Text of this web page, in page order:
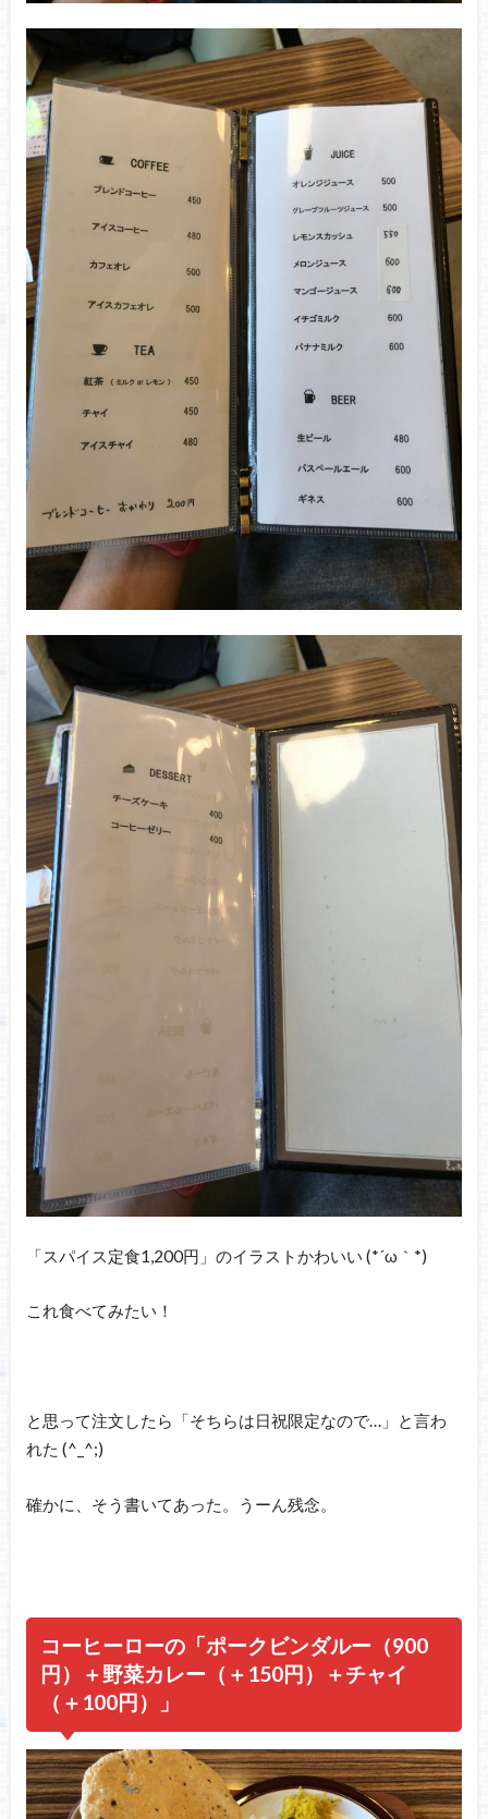
「スパイス定食1,200円」のイラストかわいい (*´ω｀*)
これ食べてみたい！
と思って注文したら「そちらは日祝限定なので…」と言わ
れた (^_^;)
確かに、そう書いてあった。うーん残念。
コーヒーローの「ポークビンダルー（900
円）＋野菜カレー（＋150円）＋チャイ
（＋100円）」